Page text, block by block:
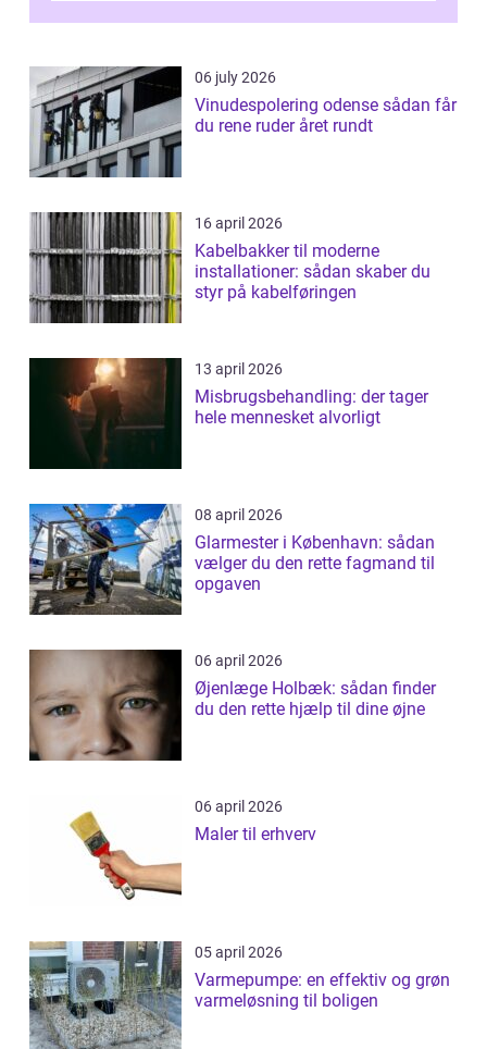
06 july 2026
Vinudespolering odense sådan får
du rene ruder året rundt
16 april 2026
Kabelbakker til moderne
installationer: sådan skaber du
styr på kabelføringen
13 april 2026
Misbrugsbehandling: der tager
hele mennesket alvorligt
08 april 2026
Glarmester i København: sådan
vælger du den rette fagmand til
opgaven
06 april 2026
Øjenlæge Holbæk: sådan finder
du den rette hjælp til dine øjne
06 april 2026
Maler til erhverv
05 april 2026
Varmepumpe: en effektiv og grøn
varmeløsning til boligen